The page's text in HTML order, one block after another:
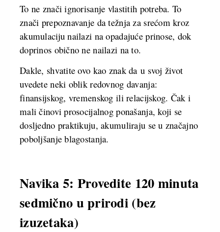
To ne znači ignorisanje vlastitih potreba. To
znači prepoznavanje da težnja za srećom kroz
akumulaciju nailazi na opadajuće prinose, dok
doprinos obično ne nailazi na to.
Dakle, shvatite ovo kao znak da u svoj život
uvedete neki oblik redovnog davanja:
finansijskog, vremenskog ili relacijskog. Čak i
mali činovi prosocijalnog ponašanja, koji se
dosljedno praktikuju, akumuliraju se u značajno
poboljšanje blagostanja.
Navika 5: Provedite 120 minuta
sedmično u prirodi (bez
izuzetaka)